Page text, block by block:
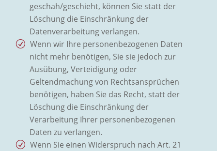
geschah/geschieht, können Sie statt der
Löschung die Einschränkung der
Datenverarbeitung verlangen.
Wenn wir Ihre personenbezogenen Daten
nicht mehr benötigen, Sie sie jedoch zur
Ausübung, Verteidigung oder
Geltendmachung von Rechtsansprüchen
benötigen, haben Sie das Recht, statt der
Löschung die Einschränkung der
Verarbeitung Ihrer personenbezogenen
Daten zu verlangen.
Wenn Sie einen Widerspruch nach Art. 21